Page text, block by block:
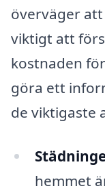
överväger
viktigt att
kostnaden
göra ett
de viktigaste
hemmet